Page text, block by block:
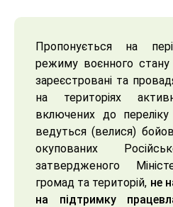
Пропонується на
режиму воєнного стану
зареєстровані та
на територіях
включених до
ведуться (велися)
окупованих
затвердженого
громад та територій, не
на підтримку